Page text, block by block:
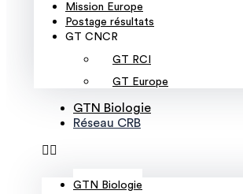
Mission Europe
Postage résultats
GT CNCR
GT RCI
GT Europe
GTN Biologie
Réseau CRB
GTN Biologie